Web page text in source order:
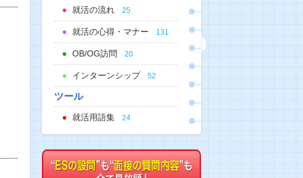
就活の流れ 25
就活の心得・マナー 131
OB/OG訪問 20
インターンシップ 52
ツール
就活用語集 24